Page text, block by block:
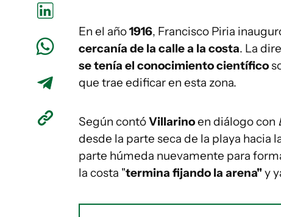
En el año1916, Francisco Piria
cercanía de la calle a la costa. La
se tenía el conocimiento científico
que trae edificar en esta zona.
Según contóVillarinoen diálogo con
desde la parte seca de la playa hacia
parte húmeda nuevamente para
la costa "termina fijando la arena"y